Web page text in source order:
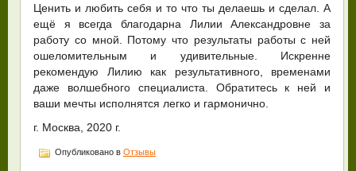
Ценить и любить себя и то что ты делаешь и сделал. А
ещё я всегда благодарна Лилии Александровне за
работу со мной. Потому что результаты работы с ней
ошеломительным и удивительные. Искренне
рекомендую Лилию как результативного, временами
даже волшебного специалиста. Обратитесь к ней и
ваши мечты исполнятся легко и гармонично.
г. Москва, 2020 г.
Опубликовано в Отзывы